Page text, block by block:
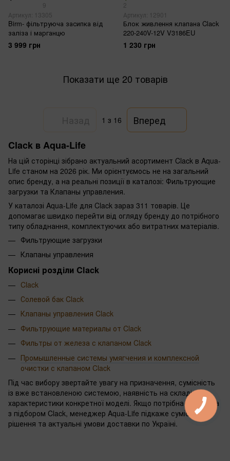
9
Артикул: 13305
Birm- фільтруюча засипка від
заліза і марганцю
3 999 грн
2
Артикул: 12901
Блок живлення клапана Clack
220-240V-12V V3186EU
1 230 грн
Показати ще 20 товарів
1 з 16
Вперед
Clack в Aqua-Life
На цій сторінці зібрано актуальний асортимент Clack в Aqua-
Life станом на 2026 рік. Ми орієнтуємось не на загальний
опис бренду, а на реальні позиції в каталозі: Фильтрующие
загрузки та Клапаны управления.
У каталозі Aqua-Life для Clack зараз 311 товарів. Це
допомагає швидко перейти від огляду бренду до потрібного
типу обладнання, комплектуючих або витратних матеріалів.
Фильтрующие загрузки
Клапаны управления
Корисні розділи Clack
Clack
Солевой бак Clack
Клапаны управления Clack
Фильтрующие материалы от Clack
Фильтры от железа с клапаном Clack
Промышленные системы умягчения и комплексной
очистки с клапаном Clack
Під час вибору звертайте увагу на призначення, сумісність
із вже встановленою системою, наявність на складі та
характеристики конкретної моделі. Якщо потрібна допомога
з підбором Clack, менеджер Aqua-Life підкаже сумісні
рішення та актуальні умови доставки по Україні.